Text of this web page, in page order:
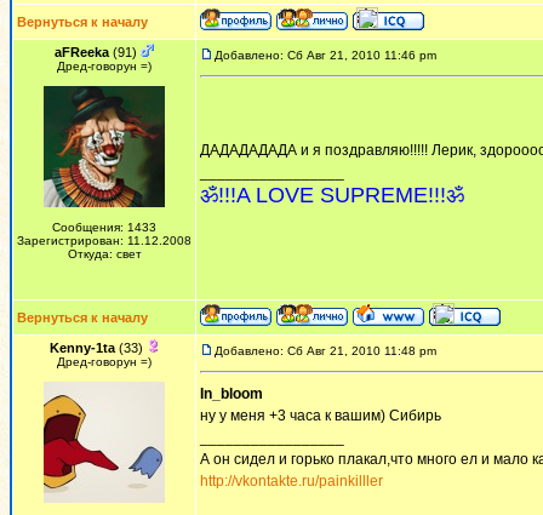
Вернуться к началу
aFReeka (91)
Дред-говорун =)
Сообщения: 1433
Зарегистрирован: 11.12.2008
Откуда: свет
Добавлено: Сб Авг 21, 2010 11:46 pm
ДАДАДАДАДА и я поздравляю!!!!! Лерик,
ॐ!!!A LOVE SUPREME!!!ॐ
Вернуться к началу
Kenny-1ta(33)
Дред-говорун =)
Добавлено: Сб Авг 21, 2010 11:48 pm
In_bloom
ну у меня +3 часа к вашим) Сибирь
А он сидел и горько плакал,что много ел и мало
http://vkontakte.ru/painkilller